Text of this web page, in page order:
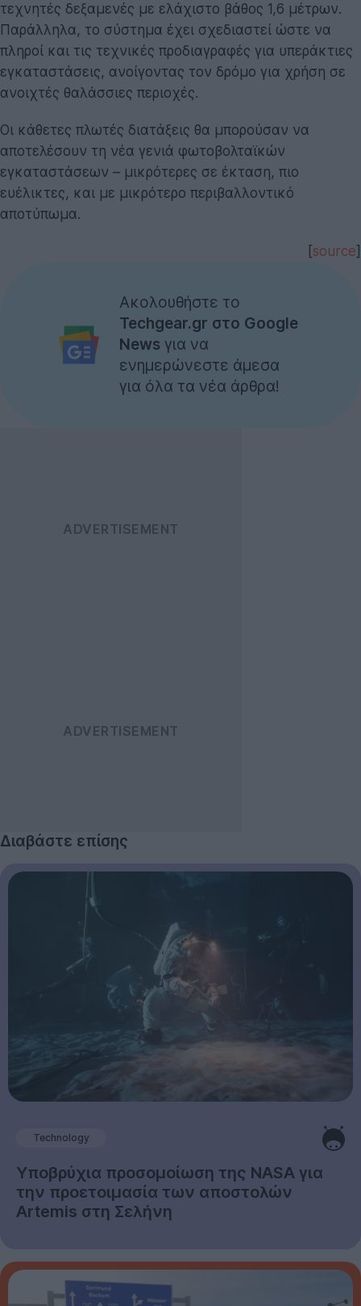
τεχνητές δεξαμενές με ελάχιστο βάθος 1,6 μέτρων.
Παράλληλα, το σύστημα έχει σχεδιαστεί ώστε να
πληροί και τις τεχνικές προδιαγραφές για υπεράκτιες
εγκαταστάσεις, ανοίγοντας τον δρόμο για χρήση σε
ανοιχτές θαλάσσιες περιοχές.
Οι κάθετες πλωτές διατάξεις θα μπορούσαν να
αποτελέσουν τη νέα γενιά φωτοβολταϊκών
εγκαταστάσεων – μικρότερες σε έκταση, πιο
ευέλικτες, και με μικρότερο περιβαλλοντικό
αποτύπωμα.
[source]
Ακολουθήστε το
Techgear.gr στο Google
News για να
ενημερώνεστε άμεσα
για όλα τα νέα άρθρα!
Διαβάστε επίσης
Technology
Υποβρύχια προσομοίωση της NASA για
την προετοιμασία των αποστολών
Artemis στη Σελήνη